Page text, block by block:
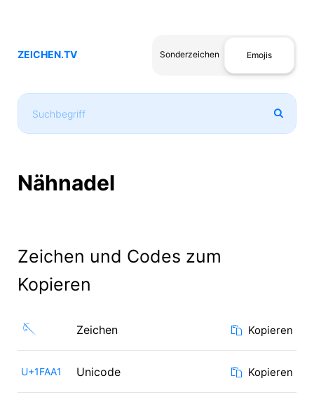
ZEICHEN.TV Sonderzeichen Emojis
Nähnadel
Zeichen und Codes zum
Kopieren
🪡 Zeichen Kopieren
U+1FAA1 Unicode Kopieren